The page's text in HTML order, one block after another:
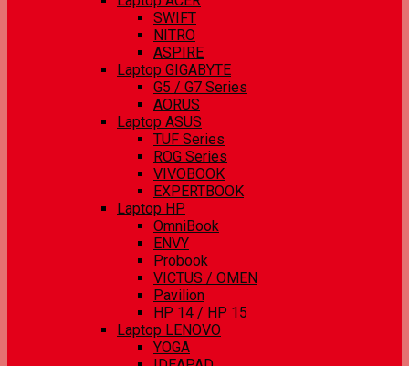
SWIFT
NITRO
ASPIRE
Laptop GIGABYTE
G5 / G7 Series
AORUS
Laptop ASUS
TUF Series
ROG Series
VIVOBOOK
EXPERTBOOK
Laptop HP
OmniBook
ENVY
Probook
VICTUS / OMEN
Pavilion
HP 14 / HP 15
Laptop LENOVO
YOGA